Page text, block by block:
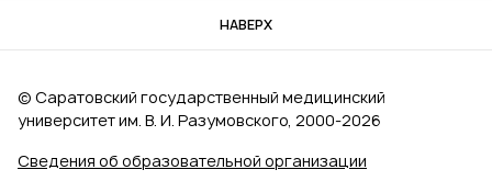
НАВЕРХ
Сведения об образовательной организации
© Саратовский государственный медицинский
университет им. В. И. Разумовского, 2000‑2026